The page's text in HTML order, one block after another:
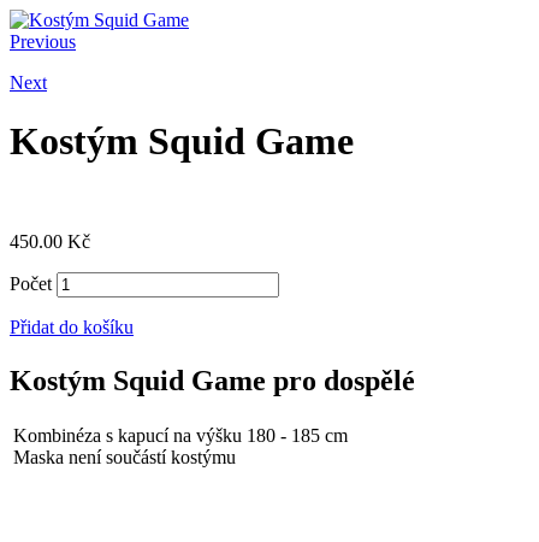
Previous
Next
Kostým Squid Game
450.00 Kč
Počet
Přidat do košíku
Kostým Squid Game pro dospělé
Kombinéza s kapucí na výšku 180 - 185 cm
Maska není součástí kostýmu